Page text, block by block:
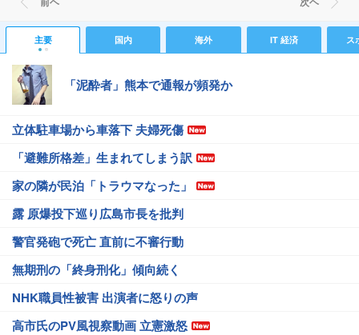
主要 国内 海外 IT 経済 ス
「泥酔者」熊本で通報が頻発か
立体駐車場から車落下 夫婦死傷
「避難所格差」生まれてしまう訳
家の隣が民泊「トラウマなった」
露 原爆投下巡り広島市長を批判
警官発砲で死亡 直前に不審行動
無期刑の「終身刑化」傾向続く
NHK職員性被害 出演者に怒りの声
高市氏のPV風視察動画 立憲激怒